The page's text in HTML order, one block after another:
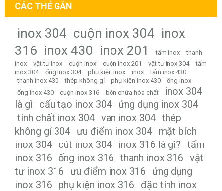
CÁC THẺ GẮN
inox 304 cuộn inox 304 inox
316 inox 430 inox 201 tấm inox
thanh
inox
vật tư inox cuộn inox cuộn inox 201 vật tư inox 304
tấm
inox 304
ống inox 304 phụ kiện inox inox
tấm inox 430
thanh inox 430
thép không gỉ phụ kiện inox 430
ống inox
ống inox 430
cuộn inox 316 bồn chứa hóa chất
inox 304
là gì
cấu tạo inox 304 ứng dụng inox 304
tính chất inox 304 van inox 304 thép
không gỉ 304 ưu điểm inox 304 mặt bích
inox 304 cút inox 304 inox 316 là gì? tấm
inox 316
ống inox 316 thanh inox 316 vật
tư inox 316
ưu điểm inox 316
ứng dụng
inox 316
phụ kiện inox 316
đặc tính inox